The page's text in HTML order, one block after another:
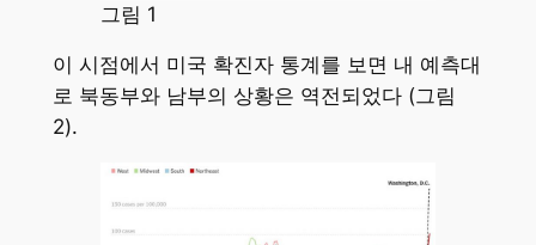
그림 1
이 시점에서 미국 확진자 통계를 보면 내 예측대
로 북동부와 남부의 상황은 역전되었다 (그림
2).